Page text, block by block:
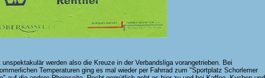
unspektakulär werden also die Kreuze in der Verbandsliga vorangetrieben. Bei
Temperaturen ging es mal wieder per Fahrrad zum "Sportplatz Schorlemer